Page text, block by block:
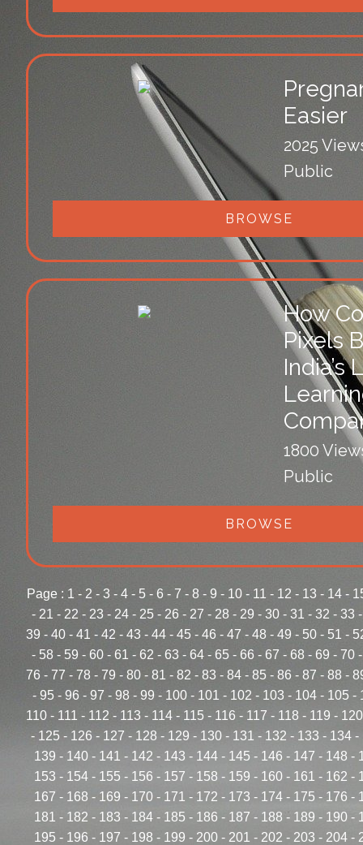
Easier
2025
Public
BROWSE
How
Pixels
India’s
1800
Public
BROWSE
Page : 1 - 2 - 3- 4- 5- 6- 7 - 8- 9 - 10- 11 - 12 - 13- 14-
- 21 - 22 - 23- 24- 25- 26 - 27 - 28- 29 - 30- 31 - 32 - 33
39 - 40 - 41 - 42 - 43 - 44 - 45 - 46 - 47 - 48 - 49 - 50 - 51 -
- 58- 59- 60- 61 - 62 - 63- 64- 65- 66 - 67 - 68- 69 - 70
76 - 77 - 78 - 79 - 80 - 81 - 82 - 83 - 84 - 85 - 86 - 87 - 88 -
- 95 - 96 - 97 - 98 - 99 - 100 - 101 - 102 - 103 - 104 - 105 -
110 - 111 - 112 - 113 - 114 - 115 - 116 - 117 - 118 - 119 - 120
- 125- 126- 127 - 128- 129 - 130- 131 - 132 - 133 - 134-
139 - 140 - 141 - 142 - 143 - 144 - 145 - 146 - 147 - 148 -
153 - 154 - 155 - 156 - 157 - 158 - 159 - 160 - 161 - 162 -
167 - 168 - 169 - 170 - 171 - 172 - 173 - 174 - 175 - 176 -
181 - 182 - 183 - 184 - 185 - 186 - 187 - 188 - 189 - 190 -
195 - 196 - 197 - 198 - 199 - 200 - 201 - 202 - 203 - 204 -